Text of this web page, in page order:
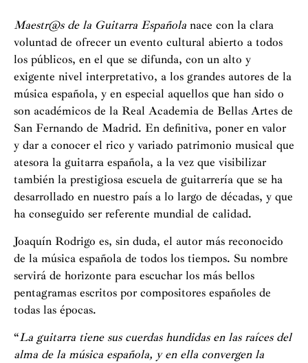
Maestr@s de la Guitarra Española nace con la clara
voluntad de ofrecer un evento cultural abierto a todos
los públicos, en el que se difunda, con un alto y
exigente nivel interpretativo, a los grandes autores de la
música española, y en especial aquellos que han sido o
son académicos de la Real Academia de Bellas Artes de
San Fernando de Madrid. En definitiva, poner en valor
y dar a conocer el rico y variado patrimonio musical que
atesora la guitarra española, a la vez que visibilizar
también la prestigiosa escuela de guitarrería que se ha
desarrollado en nuestro país a lo largo de décadas, y que
ha conseguido ser referente mundial de calidad.
Joaquín Rodrigo es, sin duda, el autor más reconocido
de la música española de todos los tiempos. Su nombre
servirá de horizonte para escuchar los más bellos
pentagramas escritos por compositores españoles de
todas las épocas.
“La guitarra tiene sus cuerdas hundidas en las raíces del
alma de la música española, y en ella convergen la